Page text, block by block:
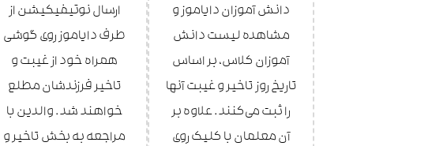
دانش آموزان دایاموز و
مشاهده لیست دانش
آموزان کلاس، بر اساس
تاریخ روز تاخیر و غیبت آنها
را ثبت می‌کنند. علاوه بر
آن معلمان با کلیک روی
ارسال نوتیفیکیشن از
طرف دایاموز روی گوشی
همراه خود از غیبت و
تاخیر فرزندشان مطلع
خواهند شد. والدین با
مراجعه به بخش تاخیر و